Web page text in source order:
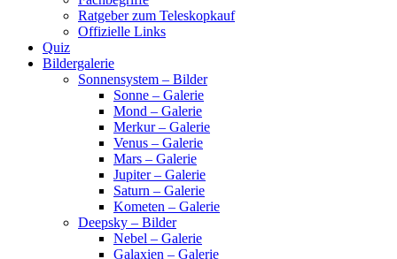
Ratgeber zum Teleskopkauf
Offizielle Links
Quiz
Bildergalerie
Sonnensystem – Bilder
Sonne – Galerie
Mond – Galerie
Merkur – Galerie
Venus – Galerie
Mars – Galerie
Jupiter – Galerie
Saturn – Galerie
Kometen – Galerie
Deepsky – Bilder
Nebel – Galerie
Galaxien – Galerie